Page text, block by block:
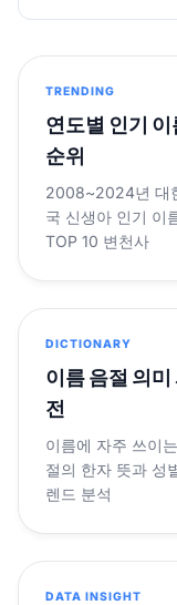
TRENDING
연도별 인기 이
순위
2008~2024년 대
국 신생아 인기 이
TOP 10 변천사
DICTIONARY
이름 음절 의미
전
이름에 자주 쓰이
절의 한자 뜻과 성
렌드 분석
DATA INSIGHT